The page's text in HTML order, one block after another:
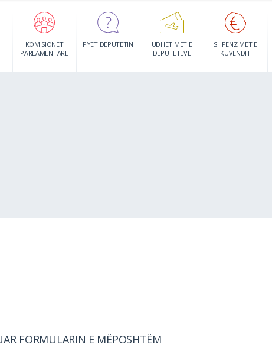
KOMISIONET
PARLAMENTARE
PYET DEPUTETIN
UDHËTIMET E
DEPUTETËVE
SHPENZIMET E
KUVENDIT
FORMULARIN E MËPOSHTËM